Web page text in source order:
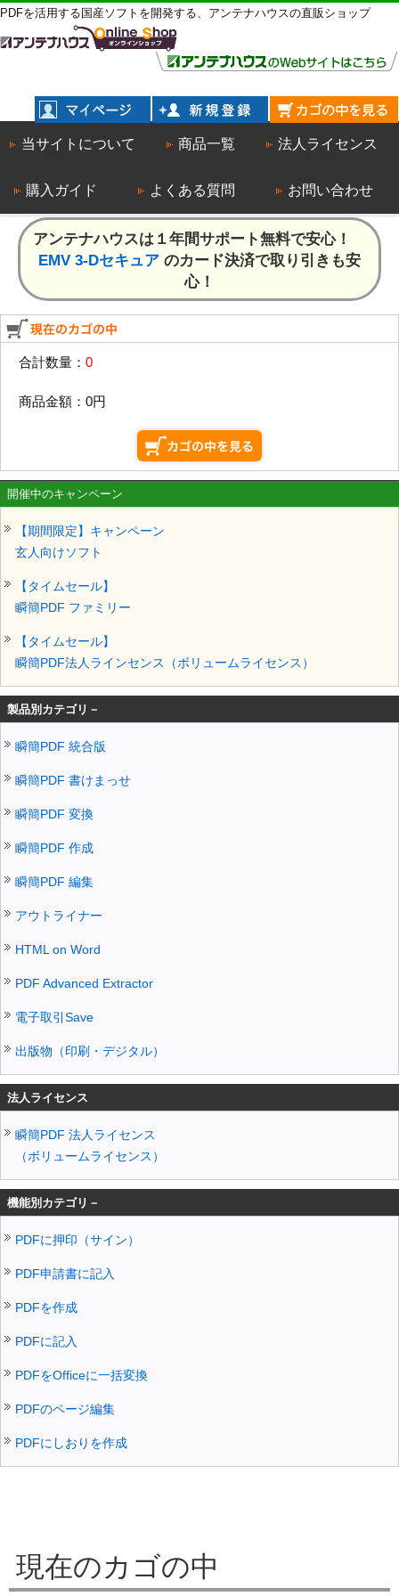
PDFを活用する国産ソフトを開発する、アンテナハウスの直販ショップ
当サイトについて 商品一覧 法人ライセンス
購入ガイド よくある質問 お問い合わせ
アンテナハウスは１年間サポート無料で安心！
EMV 3-Dセキュア のカード決済で取り引きも安
心！
合計数量： 0
商品金額： 0円
開催中のキャンペーン
【期間限定】キャンペーン
玄人向けソフト
【タイムセール】
瞬簡PDF ファミリー
【タイムセール】
瞬簡PDF法人ラインセンス（ボリュームライセンス）
製品別カテゴリ－
瞬簡PDF 統合版
瞬簡PDF 書けまっせ
瞬簡PDF 変換
瞬簡PDF 作成
瞬簡PDF 編集
アウトライナー
HTML on Word
PDF Advanced Extractor
電子取引Save
出版物（印刷・デジタル）
法人ライセンス
瞬簡PDF 法人ライセンス
（ボリュームライセンス）
機能別カテゴリ－
PDFに押印（サイン）
PDF申請書に記入
PDFを作成
PDFに記入
PDFをOfficeに一括変換
PDFのページ編集
PDFにしおりを作成
現在のカゴの中